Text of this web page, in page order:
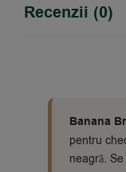
Recenzii (0)
Banana
pentru
neagră.